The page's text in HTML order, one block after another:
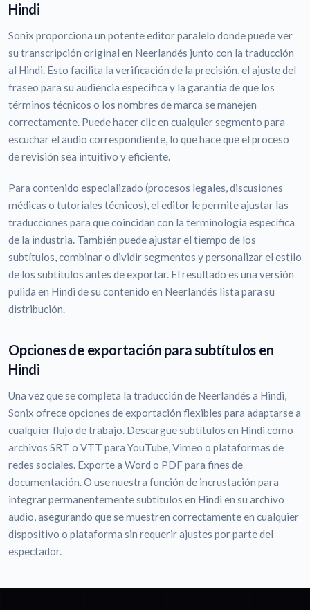
Hindi
Sonix proporciona un potente editor paralelo donde puede ver
su transcripción original en Neerlandés junto con la traducción
al Hindi. Esto facilita la verificación de la precisión, el ajuste del
fraseo para su audiencia específica y la garantía de que los
términos técnicos o los nombres de marca se manejen
correctamente. Puede hacer clic en cualquier segmento para
escuchar el audio correspondiente, lo que hace que el proceso
de revisión sea intuitivo y eficiente.
Para contenido especializado (procesos legales, discusiones
médicas o tutoriales técnicos), el editor le permite ajustar las
traducciones para que coincidan con la terminología específica
de la industria. También puede ajustar el tiempo de los
subtítulos, combinar o dividir segmentos y personalizar el estilo
de los subtítulos antes de exportar. El resultado es una versión
pulida en Hindi de su contenido en Neerlandés lista para su
distribución.
Opciones de exportación para subtítulos en
Hindi
Una vez que se completa la traducción de Neerlandés a Hindi,
Sonix ofrece opciones de exportación flexibles para adaptarse a
cualquier flujo de trabajo. Descargue subtítulos en Hindi como
archivos SRT o VTT para YouTube, Vimeo o plataformas de
redes sociales. Exporte a Word o PDF para fines de
documentación. O use nuestra función de incrustación para
integrar permanentemente subtítulos en Hindi en su archivo
audio, asegurando que se muestren correctamente en cualquier
dispositivo o plataforma sin requerir ajustes por parte del
espectador.